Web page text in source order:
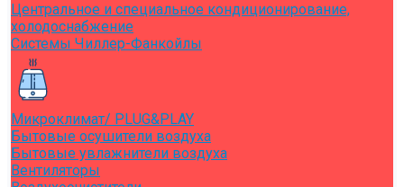
Центральное и специальное кондиционирование,
холодоснабжение
Системы Чиллер-Фанкойлы
Микроклимат/ PLUG&PLAY
Бытовые осушители воздуха
Бытовые увлажнители воздуха
Вентиляторы